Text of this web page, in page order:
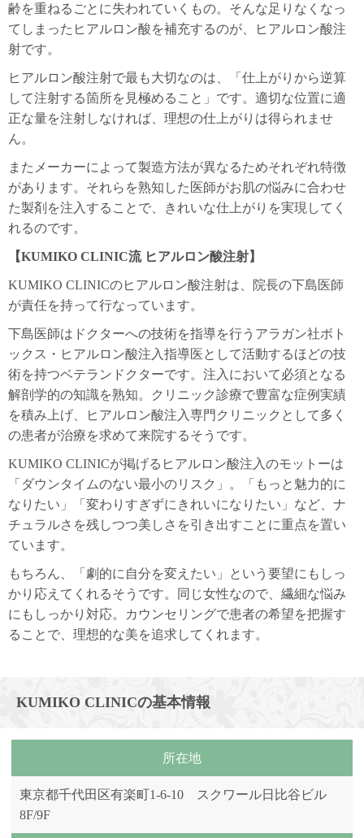
齢を重ねるごとに失われていくもの。そんな足りなくなっ
てしまったヒアルロン酸を補充するのが、ヒアルロン酸注
射です。
ヒアルロン酸注射で最も大切なのは、「仕上がりから逆算
して注射する箇所を見極めること」です。適切な位置に適
正な量を注射しなければ、理想の仕上がりは得られませ
ん。
またメーカーによって製造方法が異なるためそれぞれ特徴
があります。それらを熟知した医師がお肌の悩みに合わせ
た製剤を注入することで、きれいな仕上がりを実現してく
れるのです。
【KUMIKO CLINIC流 ヒアルロン酸注射】
KUMIKO CLINICのヒアルロン酸注射は、院長の下島医師
が責任を持って行なっています。
下島医師はドクターへの技術を指導を行うアラガン社ボト
ックス・ヒアルロン酸注入指導医として活動するほどの技
術を持つベテランドクターです。注入において必須となる
解剖学的の知識を熟知。クリニック診療で豊富な症例実績
を積み上げ、ヒアルロン酸注入専門クリニックとして多く
の患者が治療を求めて来院するそうです。
KUMIKO CLINICが掲げるヒアルロン酸注入のモットーは
「ダウンタイムのない最小のリスク」。「もっと魅力的に
なりたい」「変わりすぎずにきれいになりたい」など、ナ
チュラルさを残しつつ美しさを引き出すことに重点を置い
ています。
もちろん、「劇的に自分を変えたい」という要望にもしっ
かり応えてくれるそうです。同じ女性なので、繊細な悩み
にもしっかり対応。カウンセリングで患者の希望を把握す
ることで、理想的な美を追求してくれます。
KUMIKO CLINICの基本情報
所在地
東京都千代田区有楽町1-6-10 スクワール日比谷ビル
8F/9F